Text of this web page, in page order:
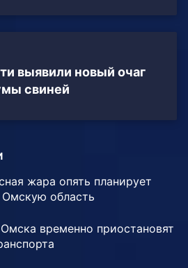
выявили новый очаг
свиней
жара опять планирует
Омскую область
временно приостановят